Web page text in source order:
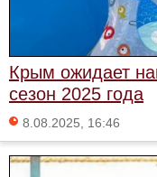
Крым ожидает
сезон 2025 года
8.08.2025, 16:46